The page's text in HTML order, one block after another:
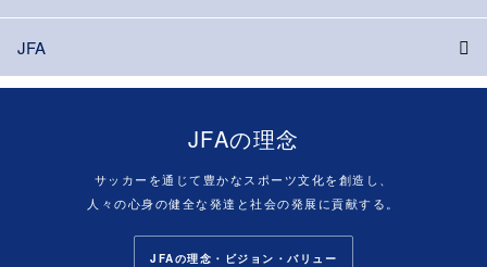
JFA
JFAの理念
サッカーを通じて豊かなスポーツ文化を創造し、
人々の心身の健全な発達と社会の発展に貢献する。
JFAの理念・ビジョン・バリュー